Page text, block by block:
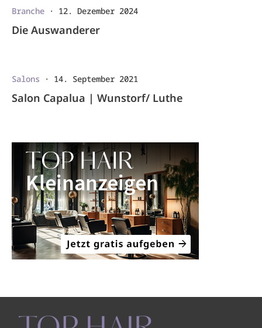
Branche · 12. Dezember 2024
Die Auswanderer
Salons · 14. September 2021
Salon Capalua | Wunstorf/ Luthe